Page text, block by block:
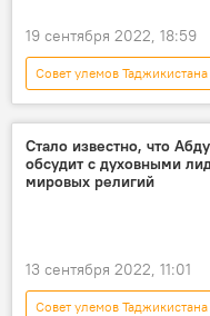
19 сентября 2022, 18:59
Совет улемов Таджикистана
Кыргызстан
Таджикско-кыргызская
убийство
Стало известно, что
обсудит с духовными
мировых религий
13 сентября 2022, 11:01
Совет улемов Таджикистана